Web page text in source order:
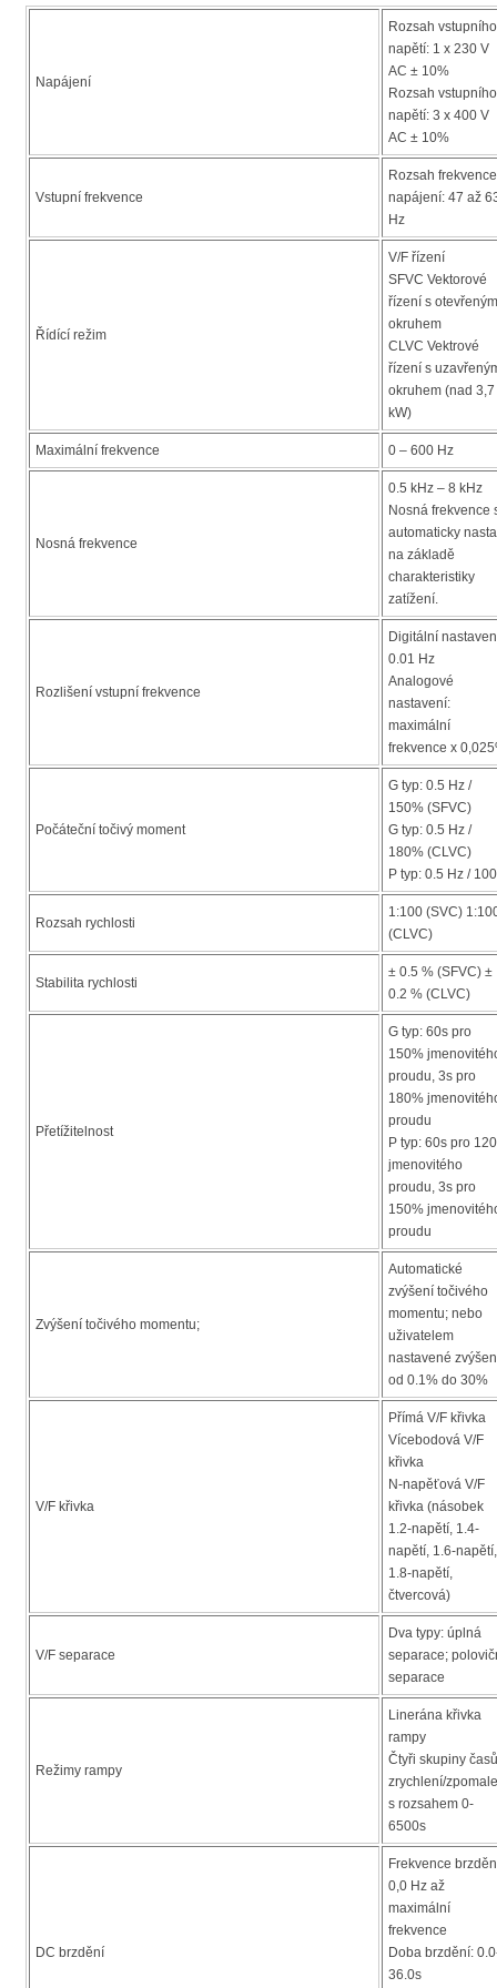
Napájení
Rozsah vstupního
napětí: 1 x 230 V
AC ± 10%
Rozsah vstupního
napětí: 3 x 400 V
AC ± 10%
Vstupní frekvence
Rozsah frekvence
napájení: 47 až
Hz
Řídící režim
V/F řízení
SFVC Vektorové
řízení s otevřeným
okruhem
CLVC Vektrové
řízení s
okruhem (nad 3,7
kW)
Maximální frekvence 0 – 600 Hz
Nosná frekvence
0.5 kHz – 8 kHz
Nosná frekvence
automaticky
na základě
charakteristiky
zatížení.
Rozlišení vstupní frekvence
Digitální
0.01 Hz
Analogové
nastavení:
maximální
frekvence x
Počáteční točivý moment
G typ: 0.5 Hz /
150% (SFVC)
G typ: 0.5 Hz /
180% (CLVC)
P typ: 0.5 Hz /
Rozsah rychlosti
1:100 (SVC)
(CLVC)
Stabilita rychlosti
± 0.5 % (SFVC) ±
0.2 % (CLVC)
Přetížitelnost
G typ: 60s pro
150%
proudu, 3s pro
180%
proudu
P typ: 60s pro
jmenovitého
proudu, 3s pro
150%
proudu
Zvýšení točivého momentu;
Automatické
zvýšení točivého
momentu; nebo
uživatelem
nastavené
od 0.1% do 30%
V/F křivka
Přímá V/F křivka
Vícebodová V/F
křivka
N-napěťová V/F
křivka (násobek
1.2-napětí, 1.4-
napětí, 1.6-napětí,
1.8-napětí,
čtvercová)
V/F separace
Dva typy: úplná
separace;
separace
Režimy rampy
Linerána křivka
rampy
Čtyři skupiny časů
zrychlení/
s rozsahem 0-
6500s
DC brzdění
Frekvence
0,0 Hz až
maximální
frekvence
Doba brzdění:
36.0s